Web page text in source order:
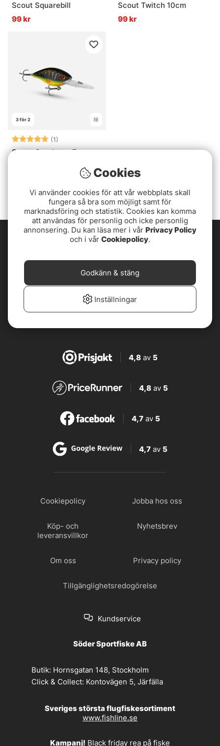
Scout Squarebill
99 kr
Scout Twitch 10cm
99 kr
3 för 2
Betyg: (1)
Scout Crankster 7cm,
4,8av 5
4,8 av 5
4,7 av 5
4,7 av 5
Cookiepolicy Jobba hos oss
Köp- och
leveransvillkor
Nyhetsbrev
Om oss Privacy policy
Tillgänglighetsredogörelse
Kundservice
Söder Sportfiske AB
Butik: Hornsgatan 148, Stockholm
Click & Collect: Kontovägen 5, Järfälla
Sveriges största flugfiskesortiment
www.fishline.se
Kampanj! Black friday rea på fiske
Cookies
Vi använder cookies för att vår webbplats skall
fungera så bra som möjligt samt för
marknadsföring och statistik. Cookies kan komma
att användas för personlig och icke personlig
annonsering. Du kan läsa mer i vår Privacy Policy
och i vår Cookiepolicy.
Inställningar
Godkänn & stäng